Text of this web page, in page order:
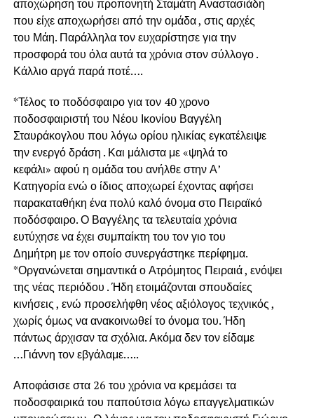
αποχώρηση του προπονητή Σταμάτη Αναστασιάδη
που είχε αποχωρήσει από την ομάδα , στις αρχές
του Μάη. Παράλληλα τον ευχαρίστησε για την
προσφορά του όλα αυτά τα χρόνια στον σύλλογο .
Κάλλιο αργά παρά ποτέ….
*Τέλος το ποδόσφαιρο για τον 40 χρονο
ποδοσφαιριστή του Νέου Ικονίου Βαγγέλη
Σταυράκογλου που λόγω ορίου ηλικίας εγκατέλειψε
την ενεργό δράση . Και μάλιστα με «ψηλά το
κεφάλι» αφού η ομάδα του ανήλθε στην Α’
Κατηγορία ενώ ο ίδιος αποχωρεί έχοντας αφήσει
παρακαταθήκη ένα πολύ καλό όνομα στο Πειραϊκό
ποδόσφαιρο. Ο Βαγγέλης τα τελευταία χρόνια
ευτύχησε να έχει συμπαίκτη του τον γιο του
Δημήτρη με τον οποίο συνεργάστηκε περίφημα.
*Οργανώνεται σημαντικά ο Ατρόμητος Πειραιά , ενόψει
της νέας περιόδου . Ήδη ετοιμάζονται σπουδαίες
κινήσεις , ενώ προσελήφθη νέος αξιόλογος τεχνικός ,
χωρίς όμως να ανακοινωθεί το όνομα του. Ήδη
πάντως άρχισαν τα σχόλια. Ακόμα δεν τον είδαμε
…Γιάννη τον εβγάλαμε…..
Αποφάσισε στα 26 του χρόνια να κρεμάσει τα
ποδοσφαιρικά του παπούτσια λόγω επαγγελματικών